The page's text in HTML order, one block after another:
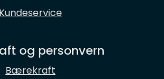
Kundeservice
og personvern
Bærekraft